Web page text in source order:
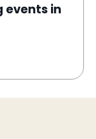
events in